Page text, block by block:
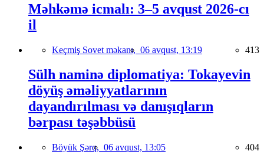
Məhkəmə icmalı: 3–5 avqust 2026-cı
il
Keçmiş Sovet məkanı, 06 avqust, 13:19 413
Sülh naminə diplomatiya: Tokayevin
döyüş əməliyyatlarının
dayandırılması və danışıqların
bərpası təşəbbüsü
Böyük Şərq, 06 avqust, 13:05 404